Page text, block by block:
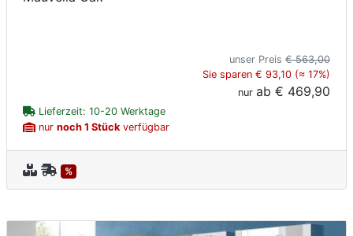
unser Preis € 563,00
Sie sparen € 93,10 (≈ 17%)
nur ab € 469,90
Lieferzeit: 10-20 Werktage
nur noch 1 Stückverfügbar
%